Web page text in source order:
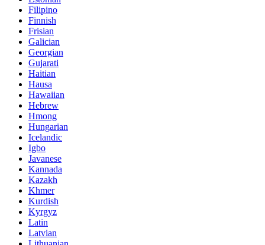
Filipino
Finnish
Frisian
Galician
Georgian
Gujarati
Haitian
Hausa
Hawaiian
Hebrew
Hmong
Hungarian
Icelandic
Igbo
Javanese
Kannada
Kazakh
Khmer
Kurdish
Kyrgyz
Latin
Latvian